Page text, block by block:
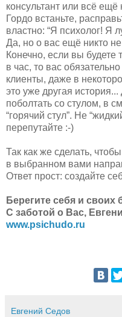
консультант или всё ещё
Гордо встаньте,
властно: “Я психолог! Я
Да, но о вас ещё никто не
Конечно, если вы будете
в час, то вас
клиенты, даже в
это уже другая
поболтать со стулом, в
“горячий стул”. Не
перепутайте :-)
Так как же сделать,
в выбранном вами
Ответ прост: создайте
Берегите себя и своих
С заботой о Вас,
www.psichudo.ru
Евгений Седов